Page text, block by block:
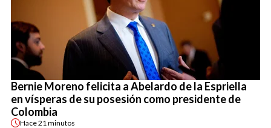
Bernie Moreno felicita a Abelardo de la Espriella
en vísperas de su posesión como presidente de
Colombia
Hace21 minutos